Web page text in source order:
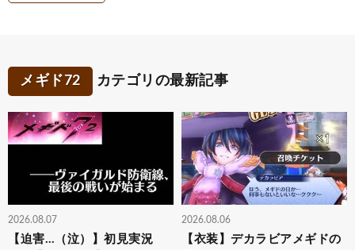
メギド72 カテゴリの最新記事
2026.08.07
【迫害…（泣）】初見実況
2026.08.06
【衣装】デカラビアメギドの